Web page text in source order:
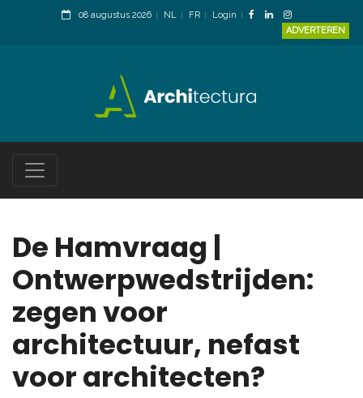
08 augustus 2026 NL FR
Login
ADVERTEREN
De Hamvraag |
Ontwerpwedstrijden:
zegen voor
architectuur, nefast
voor architecten?